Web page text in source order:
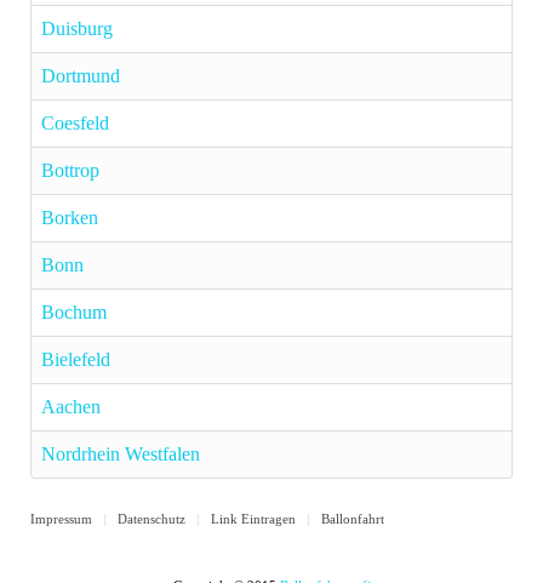
Duisburg
Dortmund
Coesfeld
Bottrop
Borken
Bonn
Bochum
Bielefeld
Aachen
Nordrhein Westfalen
Impressum Datenschutz Link Eintragen Ballonfahrt